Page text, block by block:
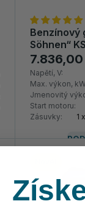
Benzínový
Söhnen“
Napětí, V:
Max. výkon,
Jmenovitý
Start motoru:
Zásuvky:
1